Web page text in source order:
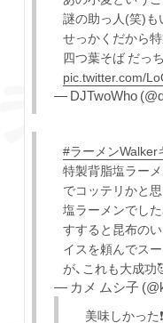
謎の助っ人(笑)も
せっかくだから
四つ葉そば だっ
pic.twitter.com/
— DJTwoWho
#ラーメンWalker
特製背脂塩ラー
でコッテリかと
塩ラーメンでし
すすると昆布の
イスを頼んでス
が、これも大成功
— カメ ムシ子
美味しかった❗️